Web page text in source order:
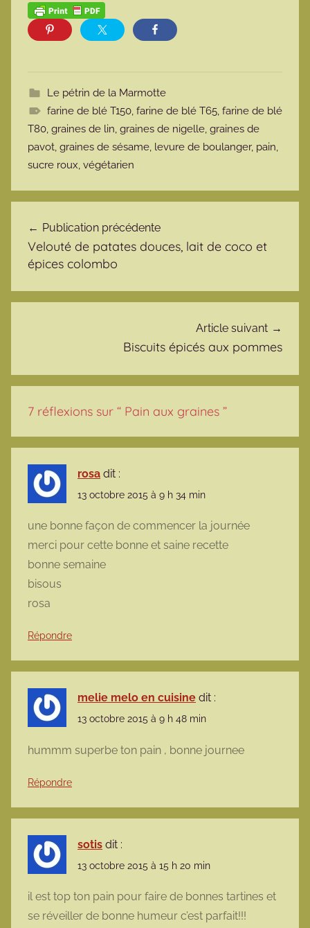
Le pétrin de la Marmotte
farine de blé T150, farine de blé T65, farine de blé
T80, graines de lin, graines de nigelle, graines de
pavot, graines de sésame, levure de boulanger, pain,
sucre roux, végétarien
Publication précédente
Velouté de patates douces, lait de coco et
épices colombo
Article suivant
Biscuits épicés aux pommes
7 réflexions sur “ Pain aux graines ”
rosa dit :
13 octobre 2015 à 9 h 34 min
une bonne façon de commencer la journée
merci pour cette bonne et saine recette
bonne semaine
bisous
rosa
Répondre
melie melo en cuisine dit :
13 octobre 2015 à 9 h 48 min
hummm superbe ton pain , bonne journee
Répondre
sotis dit :
13 octobre 2015 à 15 h 20 min
il est top ton pain pour faire de bonnes tartines et
se réveiller de bonne humeur c’est parfait!!!